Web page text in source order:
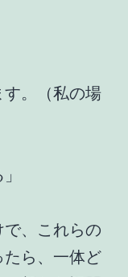
。（私の場
、これらの
ら、一体ど